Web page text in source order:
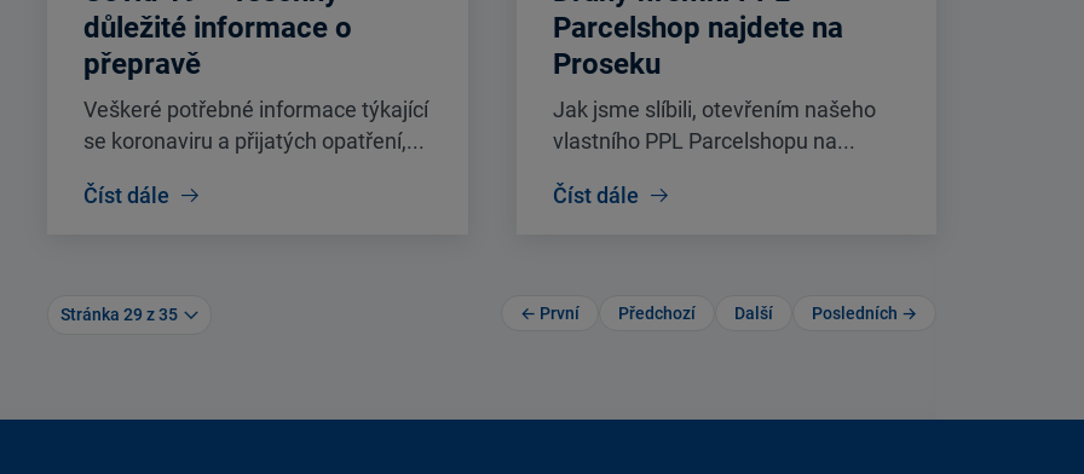
důležité informace o
přepravě
Veškeré potřebné informace týkající
se koronaviru a přijatých opatření,...
Číst dále
Parcelshop najdete na
Proseku
Jak jsme slíbili, otevřením našeho
vlastního PPL Parcelshopu na...
Číst dále
Stránka 29 z 35 ← První Předchozí Další Posledních →